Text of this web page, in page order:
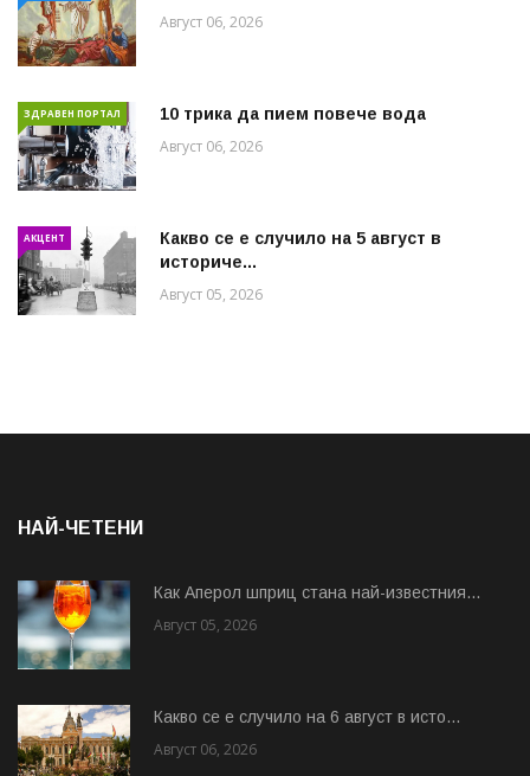
Август 06, 2026
ЗДРАВЕН ПОРТАЛ 10 трика да пием повече вода
Август 06, 2026
АКЦЕНТ
Какво се е случило на 5 август в
историче...
Август 05, 2026
НАЙ-ЧЕТЕНИ
Как Аперол шприц стана най-известния...
Август 05, 2026
Какво се е случило на 6 август в исто...
Август 06, 2026